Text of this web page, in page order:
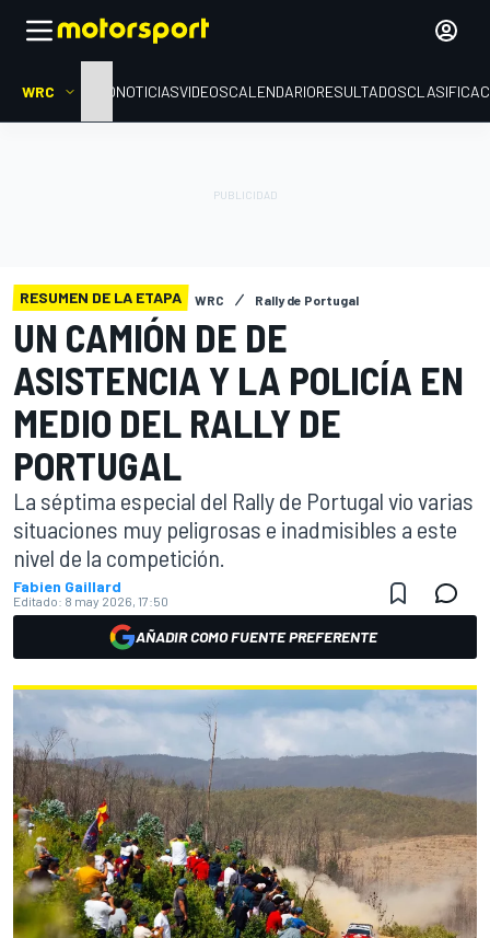
WRC INICIONOTICIASVIDEOSCALENDARIORESULTADOS
RESUMEN DE LA ETAPA WRC Rally de Portugal
UN CAMIÓN DE DE
ASISTENCIA Y LA POLICÍA EN
MEDIO DEL RALLY DE
PORTUGAL
La séptima especial del Rally de Portugal vio varias
situaciones muy peligrosas e inadmisibles a este
nivel de la competición.
Fabien Gaillard
Editado: 8 may 2026, 17:50
AÑADIR COMO FUENTE PREFERENTE